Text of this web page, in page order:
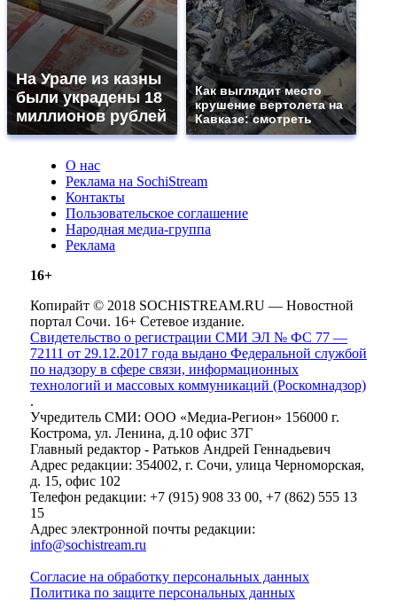
На Урале из казны
были украдены 18
миллионов рублей
Как выглядит место
крушение вертолета на
Кавказе: смотреть
О нас
Реклама на SochiStream
Контакты
Пользовательское соглашение
Народная медиа-группа
Реклама
16+
Копирайт © 2018 SOCHISTREAM.RU — Новостной
портал Сочи. 16+ Сетевое издание.
Свидетельство о регистрации СМИ ЭЛ № ФС 77 —
72111 от 29.12.2017 года выдано Федеральной службой
по надзору в сфере связи, информационных
технологий и массовых коммуникаций (Роскомнадзор)
.
Учредитель СМИ: ООО «Медиа-Регион» 156000 г.
Кострома, ул. Ленина, д.10 офис 37Г
Главный редактор - Ратьков Андрей Геннадьевич
Адрес редакции: 354002, г. Сочи, улица Черноморская,
д. 15, офис 102
Телефон редакции: +7 (915) 908 33 00, +7 (862) 555 13
15
Адрес электронной почты редакции:
info@sochistream.ru
Согласие на обработку персональных данных
Политика по защите персональных данных